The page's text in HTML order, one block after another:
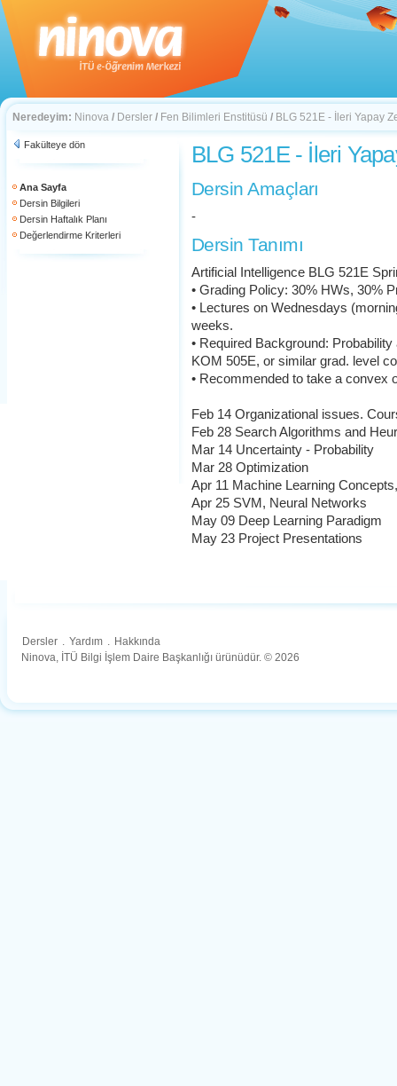
Neredeyim: Ninova / Dersler / Fen Bilimleri Enstitüsü / BLG 521E - İleri Yapay
Fakülteye dön
Ana Sayfa
Dersin Bilgileri
Dersin Haftalık Planı
Değerlendirme Kriterleri
BLG 521E - İleri
Dersin Amaçları
-
Dersin Tanımı
Artificial Intelligence BLG 521E
• Grading Policy: 30% HWs, 30%
• Lectures on Wednesdays
weeks.
• Required Background:
KOM 505E, or similar grad. level
• Recommended to take a convex
Feb 14 Organizational issues.
Feb 28 Search Algorithms and
Mar 14 Uncertainty - Probability
Mar 28 Optimization
Apr 11 Machine Learning
Apr 25 SVM, Neural Networks
May 09 Deep Learning Paradigm
May 23 Project Presentations
Dersler . Yardım . Hakkında
Ninova, İTÜ Bilgi İşlem Daire Başkanlığı ürünüdür. © 2026